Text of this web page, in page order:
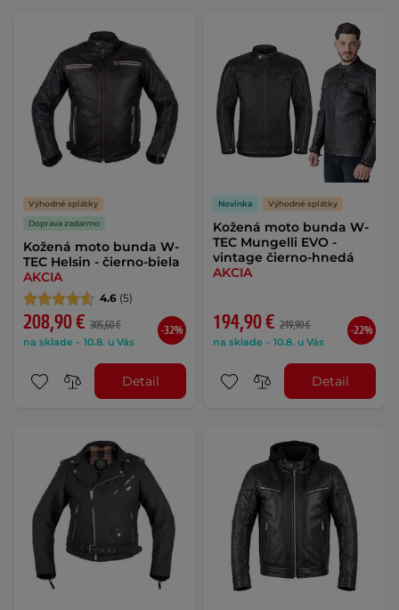
Výhodné splátky
Doprava zadarmo
Kožená moto bunda W-
TEC Helsin - čierno-biela
AKCIA
4.6 (5)
208,90 € 305,60 €
na sklade – 10.8. u Vás
-32%
Detail
Novinka Výhodné splátky
Kožená moto bunda W-
TEC Mungelli EVO -
vintage čierno-hnedá
AKCIA
194,90 € 249,90 €
na sklade – 10.8. u Vás
-22%
Detail